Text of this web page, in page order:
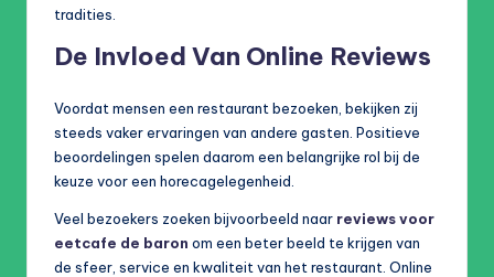
tradities.
De Invloed Van Online Reviews
Voordat mensen een restaurant bezoeken, bekijken zij
steeds vaker ervaringen van andere gasten. Positieve
beoordelingen spelen daarom een belangrijke rol bij de
keuze voor een horecagelegenheid.
Veel bezoekers zoeken bijvoorbeeld naar reviews voor
eetcafe de baron om een beter beeld te krijgen van
de sfeer, service en kwaliteit van het restaurant. Online